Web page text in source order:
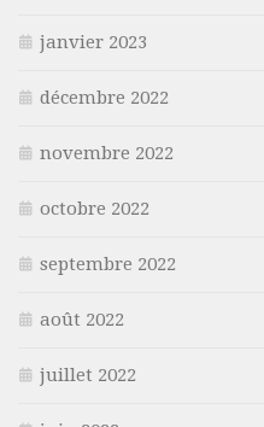
janvier 2023
décembre 2022
novembre 2022
octobre 2022
septembre 2022
août 2022
juillet 2022